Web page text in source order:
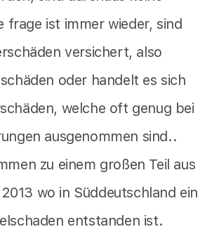
frage ist immer wieder, sind
versichert, also
oder handelt es sich
welche oft genug bei
ausgenommen sind..
zu einem großen Teil aus
wo in Süddeutschland ein
entstanden ist.